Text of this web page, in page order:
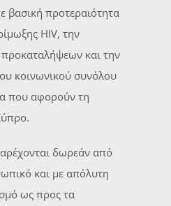
βασική προτεραιότητα
HIV, την
και την
κοινωνικού συνόλου
που αφορούν τη
δωρεάν από
και με απόλυτη
ως προς τα